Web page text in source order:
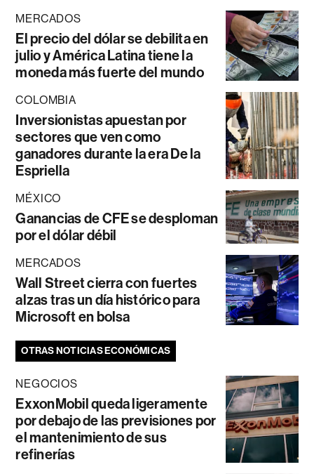
MERCADOS
El precio del dólar se debilita en
julio y América Latina tiene la
moneda más fuerte del mundo
COLOMBIA
Inversionistas apuestan por
sectores que ven como
ganadores durante la era De la
Espriella
MÉXICO
Ganancias de CFE se desploman
por el dólar débil
MERCADOS
Wall Street cierra con fuertes
alzas tras un día histórico para
Microsoft en bolsa
OTRAS NOTICIAS ECONÓMICAS
NEGOCIOS
ExxonMobil queda ligeramente
por debajo de las previsiones por
el mantenimiento de sus
refinerías